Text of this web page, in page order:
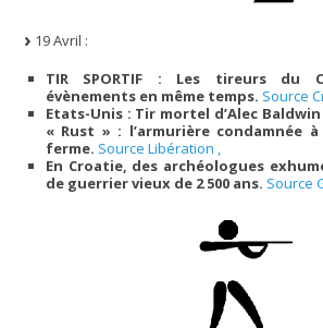
19 Avril :
TIR SPORTIF : Les tireurs du
évènements en même temps. Source
Etats-Unis : Tir mortel d’Alec
« Rust » : l’armurière condamnée
ferme. Source Libération ,
En Croatie, des archéologues
de guerrier vieux de 2 500 ans. Source